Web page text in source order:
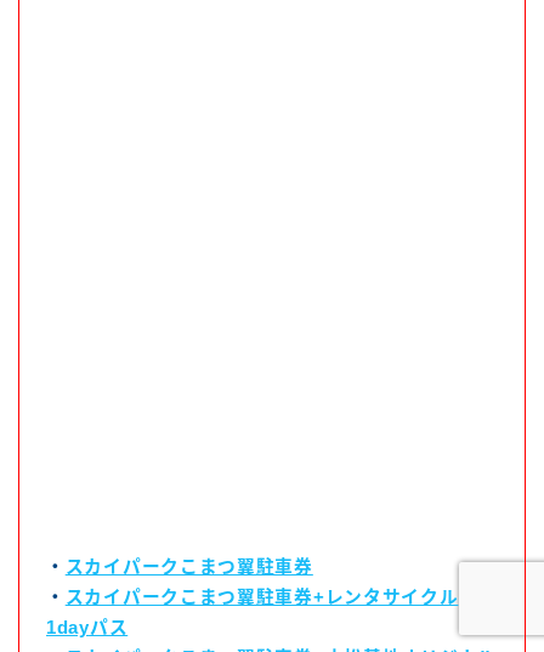
・ スカイパークこまつ翼駐車券
・ スカイパークこまつ翼駐車券+レンタサイクル
1dayパス